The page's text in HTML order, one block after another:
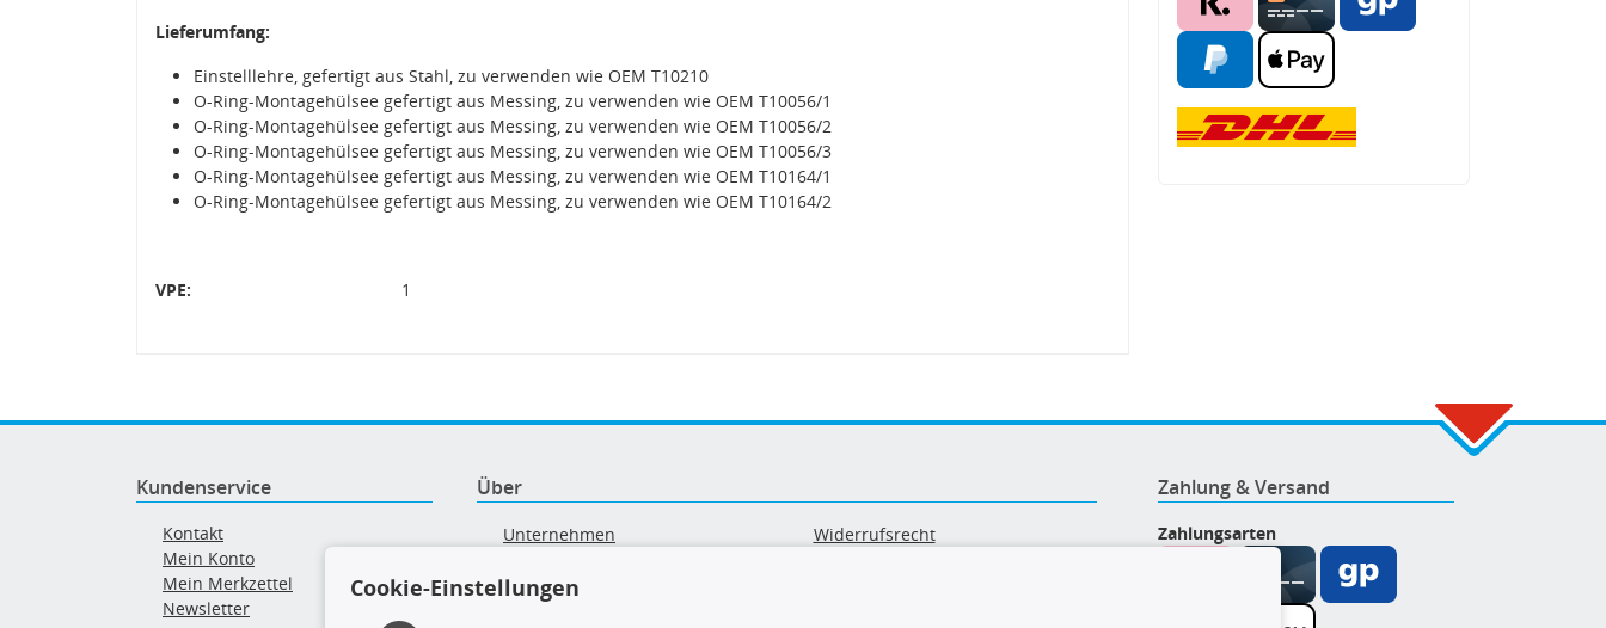
Lieferumfang:
Einstelllehre, gefertigt aus Stahl, zu verwenden wie OEM T10210
O-Ring-Montagehülsee gefertigt aus Messing, zu verwenden wie OEM T10056/1
O-Ring-Montagehülsee gefertigt aus Messing, zu verwenden wie OEM T10056/2
O-Ring-Montagehülsee gefertigt aus Messing, zu verwenden wie OEM T10056/3
O-Ring-Montagehülsee gefertigt aus Messing, zu verwenden wie OEM T10164/1
O-Ring-Montagehülsee gefertigt aus Messing, zu verwenden wie OEM T10164/2
VPE: 1
Kundenservice
Kontakt
Mein Konto
Mein Merkzettel
Newsletter
Über
Unternehmen
Versand & Zahlung
Widerrufsrecht
Zahlung & Versand
Zahlungsarten
Cookie-Einstellungen